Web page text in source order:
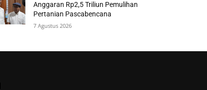
Anggaran Rp2,5 Triliun Pemulihan
Pertanian Pascabencana
7 Agustus 2026